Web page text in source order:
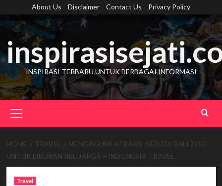
content
About Us Disclaimer Contact Us Privacy Policy
INSPIRASI TERBARU UNTUK BERBAGAI INFORMASI
Menu
HOME TRAVEL
MENGAGUMI ATRAKSI SERU DI BALI ZOO
UNTUK LIBURAN KELUARGA – INDONESIA TRAVEL
Travel